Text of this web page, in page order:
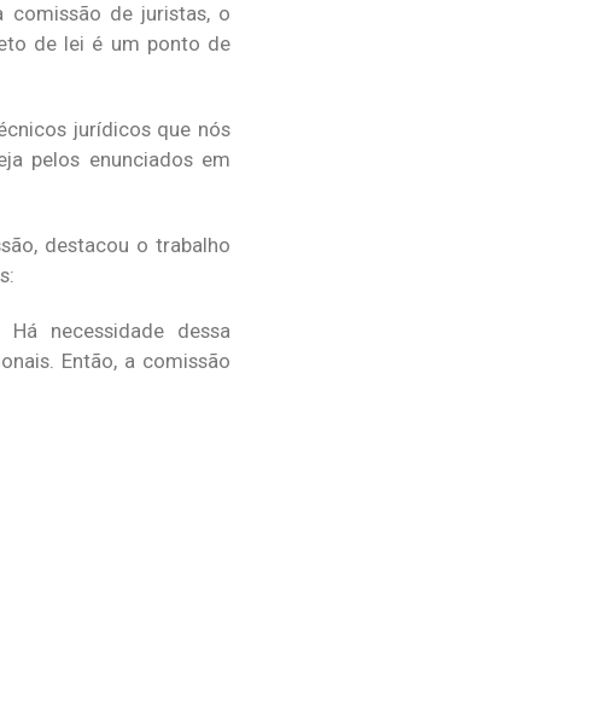
comissão de juristas, o
de lei é um ponto de
jurídicos que nós
pelos enunciados em
destacou o trabalho
necessidade dessa
Então, a comissão